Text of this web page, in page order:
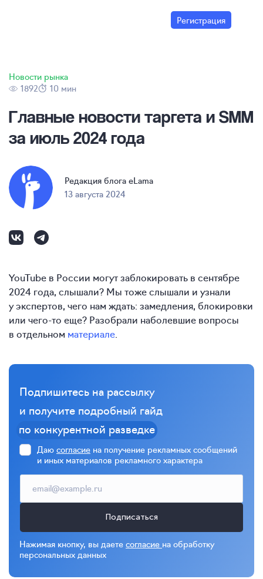
Регистрация
Новости рынка
1892
10 мин
Главные новости таргета и SMM
за июль 2024 года
Редакция блога eLama
13 августа 2024
YouTube в России могут заблокировать в сентябре
2024 года, слышали? Мы тоже слышали и узнали
у экспертов, чего нам ждать: замедления, блокировки
или чего-то еще? Разобрали наболевшие вопросы
в отдельном материале
Подпишитесь на рассылку
и получите подробный гайд
по конкурентной разведке
Даю согласие на получение рекламных сообщений
и иных материалов рекламного характера
Подписаться
Нажимая кнопку, вы даете согласие на обработку
персональных данных